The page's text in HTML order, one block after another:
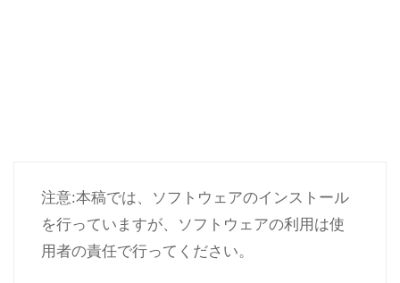
注意:本稿では、ソフトウェアのインストール
を行っていますが、ソフトウェアの利用は使
用者の責任で行ってください。